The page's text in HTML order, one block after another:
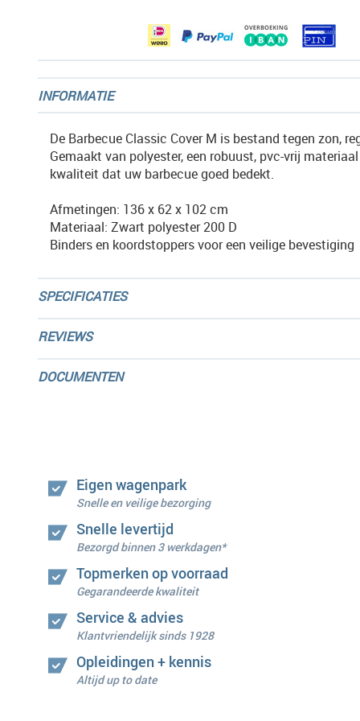
INFORMATIE
De Barbecue Classic Cover M is bestand tegen zon,
Gemaakt van polyester, een robuust, pvc-vrij
kwaliteit dat uw barbecue goed bedekt.
Afmetingen: 136 x 62 x 102 cm
Materiaal: Zwart polyester 200 D
Binders en koordstoppers voor een veilige bevestiging
SPECIFICATIES
REVIEWS
DOCUMENTEN
Eigen wagenpark
Snelle en veilige bezorging
Snelle levertijd
Bezorgd binnen 3 werkdagen*
Topmerken op voorraad
Gegarandeerde kwaliteit
Service & advies
Klantvriendelijk sinds 1928
Opleidingen + kennis
Altijd up to date